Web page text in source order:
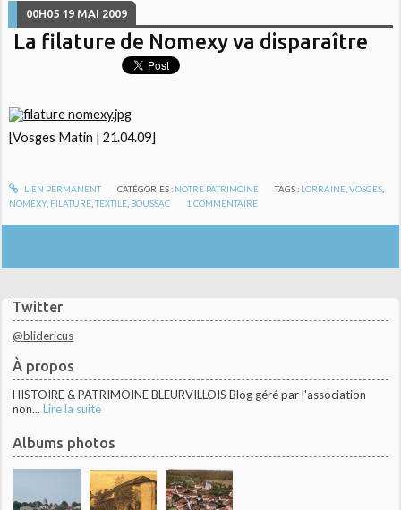
Twitter
@blidericus
À propos
HISTOIRE & PATRIMOINE BLEURVILLOIS Blog géré par l'association
non... Lire la suite
Albums photos
00H05 19 MAI 2009
La filature de Nomexy va disparaître
[Vosges Matin | 21.04.09]
LIEN PERMANENT CATÉGORIES : NOTRE PATRIMOINE TAGS : LORRAINE ,VOSGES
NOMEXY, FILATURE ,TEXTILE BOUSSAC 1 COMMENTAIRE